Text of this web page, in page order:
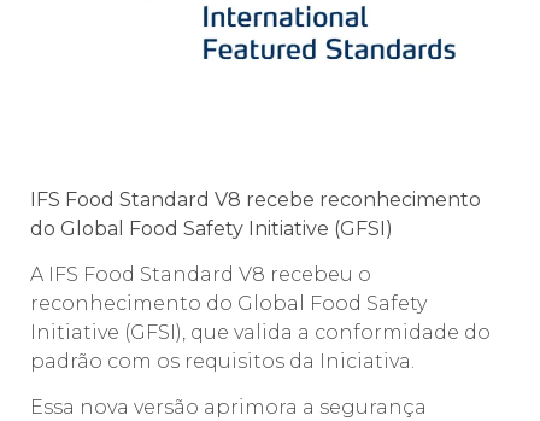
IFS Food Standard V8 recebe reconhecimento
do Global Food Safety Initiative (GFSI)
A IFS Food Standard V8 recebeu o
reconhecimento do Global Food Safety
Initiative (GFSI), que valida a conformidade do
padrão com os requisitos da Iniciativa.
Essa nova versão aprimora a segurança